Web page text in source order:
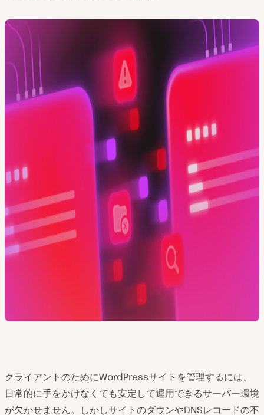
クライアントのためにWordPressサイトを管理するには、
日常的に手をかけなくても安定して運用できるサーバー環境
が欠かせません。しかしサイトのダウンやDNSレコードの不